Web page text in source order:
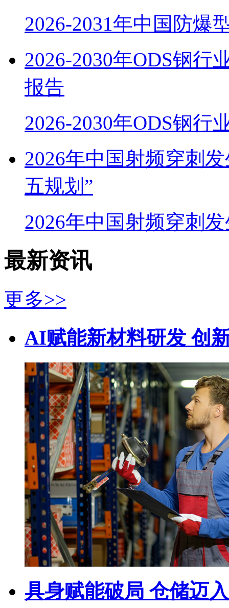
2026-2031年中国防爆
2026-2030年ODS钢行
报告
2026-2030年ODS钢行
2026年中国射频穿刺
五规划”
2026年中国射频穿刺
最新资讯
更多>>
AI赋能新材料研发 创
具身赋能破局 仓储迈